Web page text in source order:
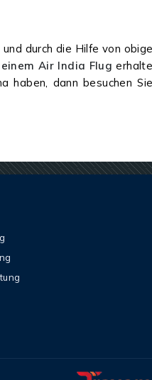
durch die Hilfe von
Air India Flug
haben, dann besuchen